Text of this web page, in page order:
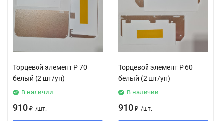
Торцевой элемент Р 70
белый (2 шт/уп)
В наличии
910 ₽ /шт.
Торцевой элемент Р 60
белый (2 шт/уп)
В наличии
910 ₽ /шт.